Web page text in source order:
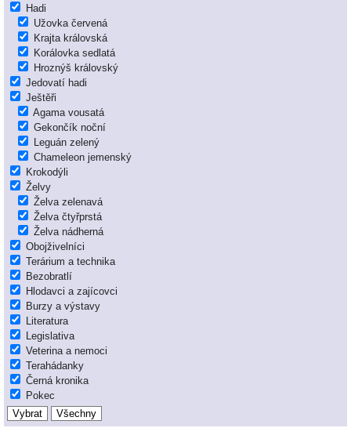
Hadi
Užovka červená
Krajta královská
Korálovka sedlatá
Hroznýš královský
Jedovatí hadi
Ještěři
Agama vousatá
Gekončík noční
Leguán zelený
Chameleon jemenský
Krokodýli
Želvy
Želva zelenavá
Želva čtyřprstá
Želva nádherná
Obojživelníci
Terárium a technika
Bezobratlí
Hlodavci a zajícovci
Burzy a výstavy
Literatura
Legislativa
Veterina a nemoci
Terahádanky
Černá kronika
Pokec